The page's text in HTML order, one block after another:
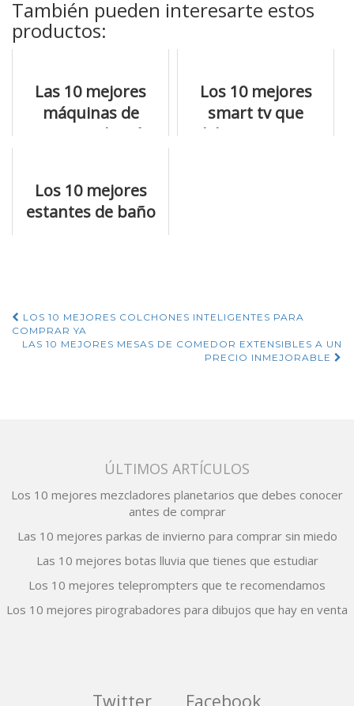
También pueden interesarte estos
productos:
Las 10 mejores
máquinas de
envasar al vacío
Los 10 mejores
smart tv que
debes ver antes
Los 10 mejores
estantes de baño
Navegación
de
LOS 10 MEJORES COLCHONES INTELIGENTES PARA
COMPRAR YA
LAS 10 MEJORES MESAS DE COMEDOR EXTENSIBLES A UN
PRECIO INMEJORABLE
ÚLTIMOS ARTÍCULOS
Los 10 mejores mezcladores planetarios que debes conocer
antes de comprar
Las 10 mejores parkas de invierno para comprar sin miedo
Las 10 mejores botas lluvia que tienes que estudiar
Los 10 mejores teleprompters que te recomendamos
Los 10 mejores pirograbadores para dibujos que hay en venta
Twitter Facebook